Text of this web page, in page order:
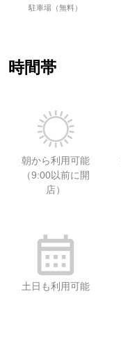
駐車場（無料）
時間帯
朝から利用可能
（9:00以前に開
店）
土日も利用可能